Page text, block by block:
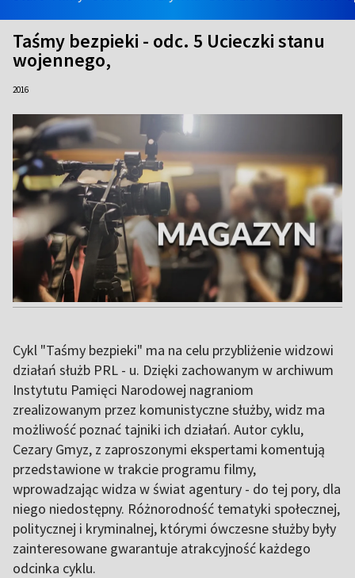
Taśmy bezpieki - odc. 5 Ucieczki stanu
wojennego,
2016
Cykl "Taśmy bezpieki" ma na celu przybliżenie widzowi
działań służb PRL - u. Dzięki zachowanym w archiwum
Instytutu Pamięci Narodowej nagraniom
zrealizowanym przez komunistyczne służby, widz ma
możliwość poznać tajniki ich działań. Autor cyklu,
Cezary Gmyz, z zaproszonymi ekspertami komentują
przedstawione w trakcie programu filmy,
wprowadzając widza w świat agentury - do tej pory, dla
niego niedostępny. Różnorodność tematyki społecznej,
politycznej i kryminalnej, którymi ówczesne służby były
zainteresowane gwarantuje atrakcyjność każdego
odcinka cyklu.